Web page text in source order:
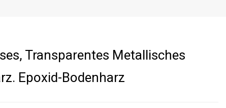
Transparentes Metallisches
Epoxid-Bodenharz